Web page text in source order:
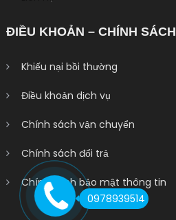
ĐIỀU KHOẢN – CHÍNH SÁCH
Khiếu nại bồi thường
Điều khoản dịch vụ
Chính sách vận chuyển
Chính sách đổi trả
Chính sách bảo mật thông tin
0978939514